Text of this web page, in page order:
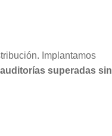
Implantamos
superadas sin